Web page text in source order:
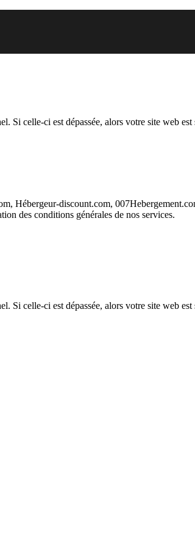
celle-ci est dépassée, alors votre site web
Hébergeur-discount.com,
des conditions générales de nos services.
Si celle-ci est dépassée, alors votre site web